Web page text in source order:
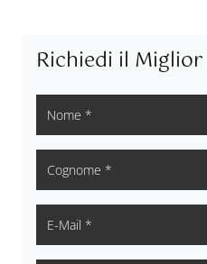
Richiedi il